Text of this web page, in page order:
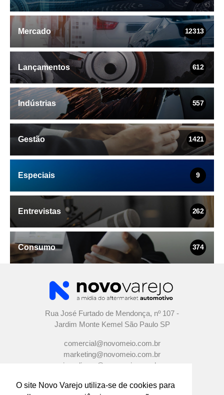
O site Novo Varejo utiliza-se de cookies para
Mercado 12313
Lançamentos 612
Indústrias 557
Gestão 1421
Especiais 9
Entrevistas 262
Consumo 374
Rua José Furtado de Mendonça, nº 107 -
Jardim Monte Kemel São Paulo SP
comercial@novomeio.com.br
marketing@novomeio.com.br
jornalismo@novomeio.com.br